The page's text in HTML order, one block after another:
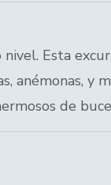
Esta
anémonas, y
de